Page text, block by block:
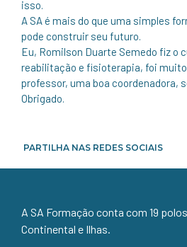
isso.
A SA é mais do que uma simples
pode construir seu futuro.
Eu, Romilson Duarte Semedo fiz o
reabilitação e fisioterapia, foi
professor, uma boa coordenadora,
Obrigado.
PARTILHA NAS REDES SOCIAIS
A SA Formação conta com 19
Continental e Ilhas.